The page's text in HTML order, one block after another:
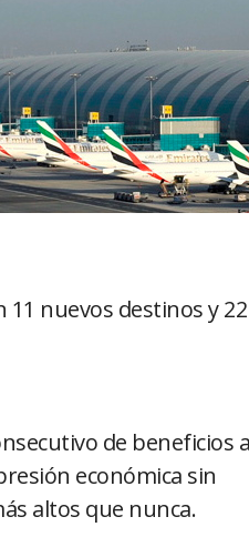
nuevos destinos y
de beneficios
económica sin
altos que nunca.